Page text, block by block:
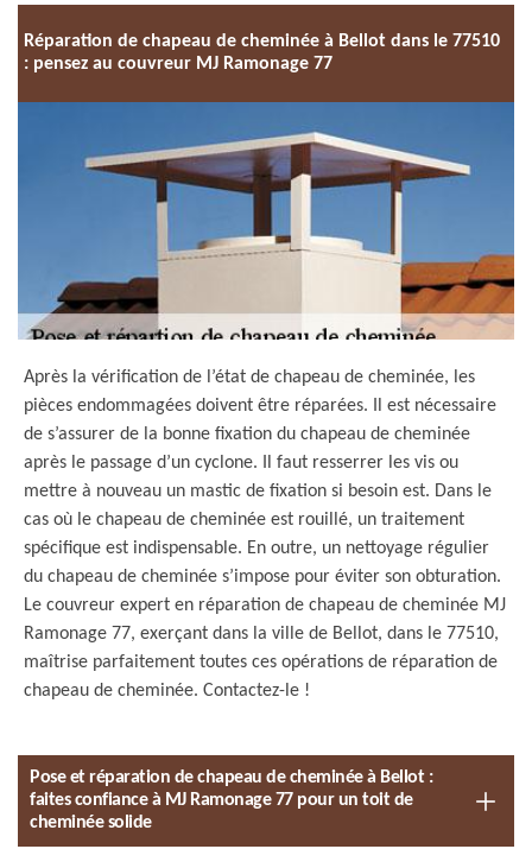
Réparation de chapeau de cheminée à Bellot dans le 77510
: pensez au couvreur MJ Ramonage 77
Après la vérification de l’état de chapeau de cheminée, les
pièces endommagées doivent être réparées. Il est nécessaire
de s’assurer de la bonne fixation du chapeau de cheminée
après le passage d’un cyclone. Il faut resserrer les vis ou
mettre à nouveau un mastic de fixation si besoin est. Dans le
cas où le chapeau de cheminée est rouillé, un traitement
spécifique est indispensable. En outre, un nettoyage régulier
du chapeau de cheminée s’impose pour éviter son obturation.
Le couvreur expert en réparation de chapeau de cheminée MJ
Ramonage 77, exerçant dans la ville de Bellot, dans le 77510,
maîtrise parfaitement toutes ces opérations de réparation de
chapeau de cheminée. Contactez-le !
Pose et réparation de chapeau de cheminée à Bellot :
faites confiance à MJ Ramonage 77 pour un toit de
cheminée solide